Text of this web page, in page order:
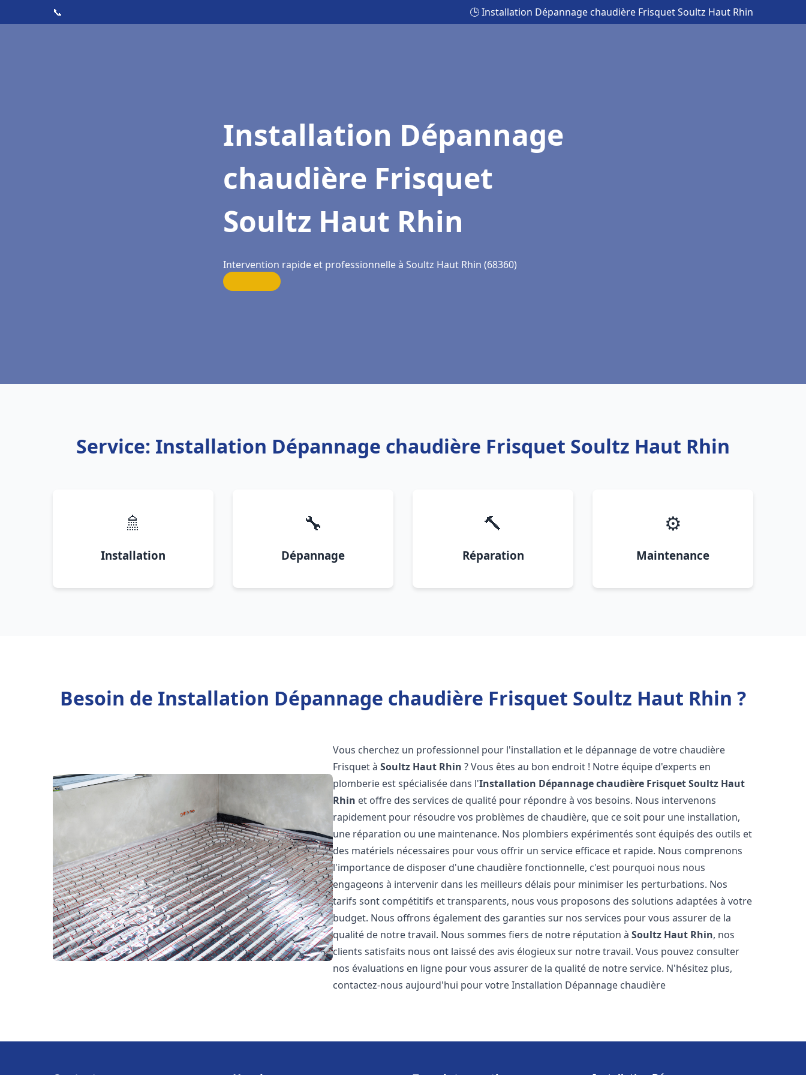
📞 🕒 Installation Dépannage chaudière Frisquet Soultz Haut Rhin
Installation Dépannage
chaudière Frisquet
Soultz Haut Rhin
Intervention rapide et professionnelle à Soultz Haut Rhin (68360)
Service: Installation Dépannage chaudière Frisquet Soultz Haut Rhin
🚿
Installation
🔧
Dépannage
🔨
Réparation
⚙️
Maintenance
Besoin de Installation Dépannage chaudière Frisquet Soultz Haut Rhin ?
Vous cherchez un professionnel pour l'installation et le dépannage de votre chaudière
Frisquet àSoultz Haut Rhin ? Vous êtes au bon endroit ! Notre équipe d'experts en
plomberie est spécialisée dans l'Installation Dépannage chaudière FrisquetSoultz Haut
Rhin et offre des services de qualité pour répondre à vos besoins. Nous intervenons
rapidement pour résoudre vos problèmes de chaudière, que ce soit pour une installation,
une réparation ou une maintenance. Nos plombiers expérimentés sont équipés des outils et
des matériels nécessaires pour vous offrir un service efficace et rapide. Nous comprenons
l'importance de disposer d'une chaudière fonctionnelle, c'est pourquoi nous nous
engageons à intervenir dans les meilleurs délais pour minimiser les perturbations. Nos
tarifs sont compétitifs et transparents, nous vous proposons des solutions adaptées à votre
budget. Nous offrons également des garanties sur nos services pour vous assurer de la
qualité de notre travail. Nous sommes fiers de notre réputation àSoultz Haut Rhin, nos
clients satisfaits nous ont laissé des avis élogieux sur notre travail. Vous pouvez consulter
nos évaluations en ligne pour vous assurer de la qualité de notre service. N'hésitez plus,
contactez-nous aujourd'hui pour votre Installation Dépannage chaudière